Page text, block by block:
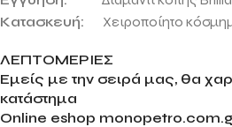
Κατασκευή: Χειροποίητο
ΛΕΠΤΟΜΕΡΙΕΣ
Εμείς με την σειρά μας, θα
κατάστημα
Online eshop